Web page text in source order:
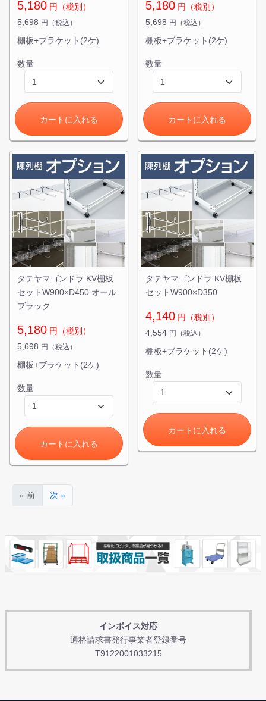
インボイス対応
適格請求書発行事業者登録番号
T9122001033215
5,180 円（税別）
5,698 円（税込）
棚板+ブラケット(2ケ)
数量
カートに入れる
5,180 円（税別）
5,698 円（税込）
棚板+ブラケット(2ケ)
数量
カートに入れる
タテヤマゴンドラ KV棚板
セットW900×D450 オール
ブラック
5,180 円（税別）
5,698 円（税込）
棚板+ブラケット(2ケ)
数量
カートに入れる
タテヤマゴンドラ KV棚板
セットW900×D350
4,140 円（税別）
4,554 円（税込）
棚板+ブラケット(2ケ)
数量
カートに入れる
« 前 次 »
カートに追加しました。
スチールラック3台以上の場合、見積書にてお値引き保証い
1台でも大量導入でも無料お見積・ご注文を受け付けており
ます(安心保証付き)
カートへ進む
無料お見積する
お買い物を続ける